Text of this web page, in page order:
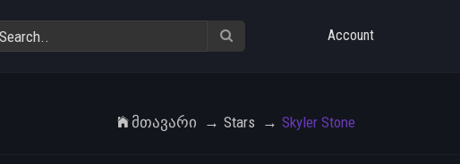
Account
Მთავარი Stars Skyler Stone